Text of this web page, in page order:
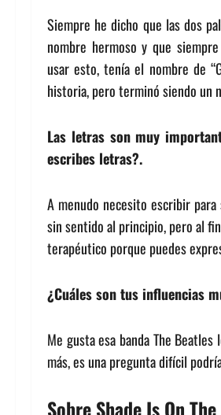
Siempre he dicho que las dos
nombre hermoso y que
usar esto, tenía el nombre de
historia, pero terminó siendo un
Las letras son muy
escribes letras?.
A menudo necesito escribir
sin sentido al principio, pero al
terapéutico porque puedes
¿Cuáles son tus influencias
Me gusta esa banda The
más, es una pregunta difícil
SobreShade Is On